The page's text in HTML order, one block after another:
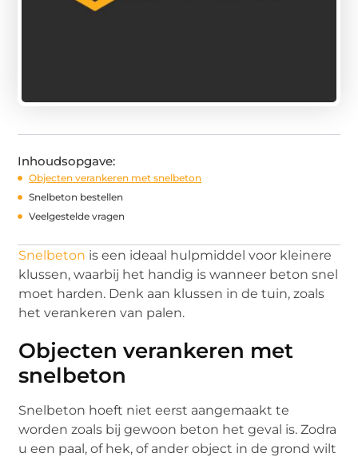
Inhoudsopgave:
Objecten verankeren met snelbeton
Snelbeton bestellen
Veelgestelde vragen
Snelbeton is een ideaal hulpmiddel voor kleinere
klussen, waarbij het handig is wanneer beton snel
moet harden. Denk aan klussen in de tuin, zoals
het verankeren van palen.
Objecten verankeren met
snelbeton
Snelbeton hoeft niet eerst aangemaakt te
worden zoals bij gewoon beton het geval is. Zodra
u een paal, of hek, of ander object in de grond wilt